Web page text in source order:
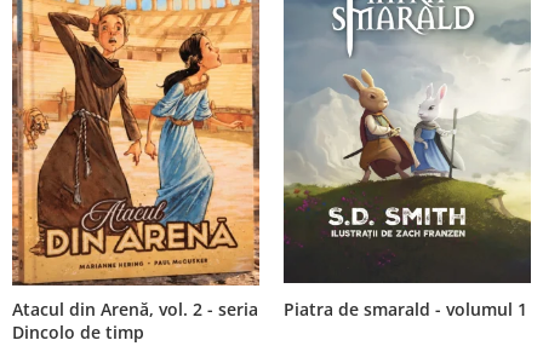
Atacul din Arenă, vol. 2 - seria
Dincolo de timp
Piatra de smarald - volumul 1